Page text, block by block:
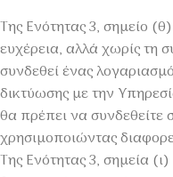
Της Ενότητας 3, σημείο
ευχέρεια, αλλά χωρίς τη
συνδεθεί ένας
δικτύωσης με την
θα πρέπει να συνδεθείτε
χρησιμοποιώντας
Της Ενότητας 3, σημεία